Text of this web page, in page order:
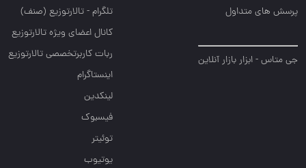
پرسش های متداول
جی متاس - ابزار بازار آنلاین
تلگرام - تالارتوزیع (صنف)
کانال اعضای ویژه تالارتوزیع
ربات کاربرتخصصی تالارتوزیع
اینستاگرام
لینکدین
فیسبوک
توئیتر
یوتیوب